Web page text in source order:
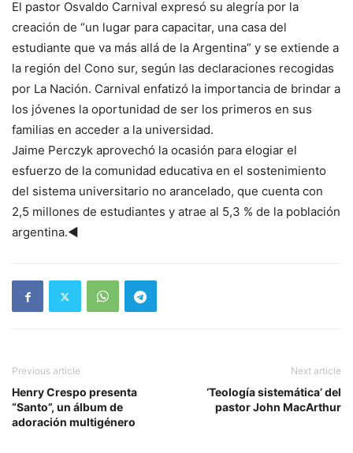
El pastor Osvaldo Carnival expresó su alegría por la
creación de “un lugar para capacitar, una casa del
estudiante que va más allá de la Argentina” y se extiende a
la región del Cono sur, según las declaraciones recogidas
por La Nación. Carnival enfatizó la importancia de brindar a
los jóvenes la oportunidad de ser los primeros en sus
familias en acceder a la universidad.
Jaime Perczyk aprovechó la ocasión para elogiar el
esfuerzo de la comunidad educativa en el sostenimiento
del sistema universitario no arancelado, que cuenta con
2,5 millones de estudiantes y atrae al 5,3 % de la población
argentina.◄
Previous article
Henry Crespo presenta
“Santo”, un álbum de
adoración multigénero
Next article
‘Teología sistemática’ del
pastor John MacArthur